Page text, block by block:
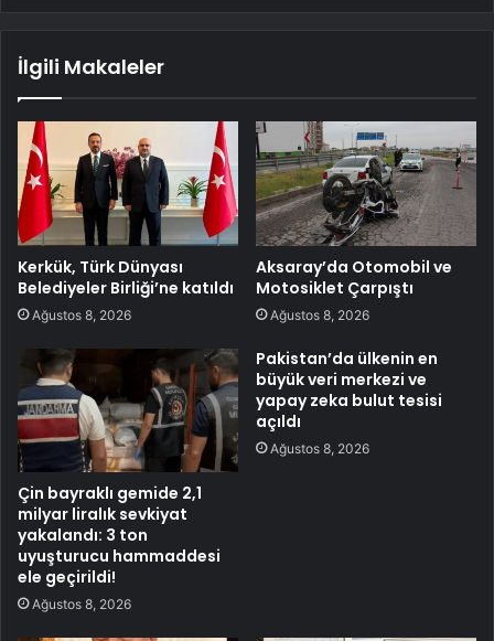
İlgili Makaleler
Kerkük, Türk Dünyası
Belediyeler Birliği’ne katıldı
Ağustos 8, 2026
Aksaray’da Otomobil ve
Motosiklet Çarpıştı
Ağustos 8, 2026
Çin bayraklı gemide 2,1
milyar liralık sevkiyat
yakalandı: 3 ton
uyuşturucu hammaddesi
ele geçirildi!
Ağustos 8, 2026
Pakistan’da ülkenin en
büyük veri merkezi ve
yapay zeka bulut tesisi
açıldı
Ağustos 8, 2026